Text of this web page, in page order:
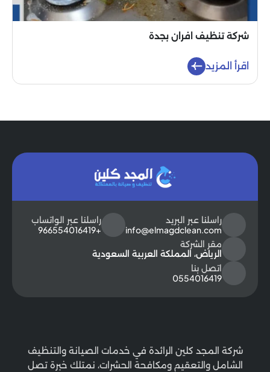
شركة تنظيف افران بجدة
اقرأ المزيد
راسلنا عبر البريد
info@elmagdclean.com
راسلنا عبر الواتساب
+966554016419
مقر الشركة
الرياض، المملكة العربية السعودية
اتصل بنا
0554016419
شركة المجد كلين الرائدة في خدمات الصيانة والتنظيف
الشامل والتعقيم ومكافحة الحشرات، نمتلك خبرة تصل